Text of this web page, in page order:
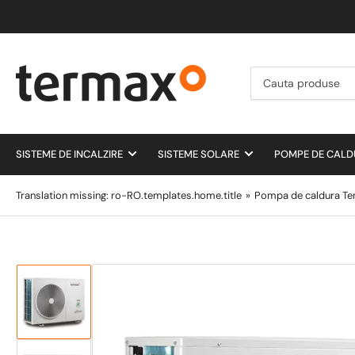
produse
SISTEME DE INCALZIRE SISTEME SOLARE POMPE DE
Translation missing: ro-RO.templates.home.title » Pompa de caldura
Incarca
imagine